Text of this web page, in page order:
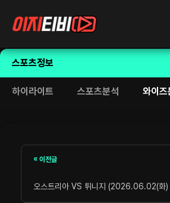
스포츠정보
하이라이트 스포츠분석 와이즈
« 이전글
오스트리아 VS 튀니지 (2026.06.02(화)